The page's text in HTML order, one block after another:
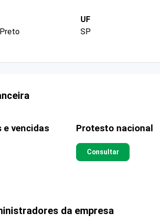
UF
SP
e vencidas Protesto nacional
Consultar
da empresa